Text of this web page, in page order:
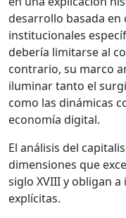
desarrollo basada en
institucionales
debería limitarse al
contrario, su marco
iluminar tanto el
como las dinámicas
economía digital.
El análisis del
dimensiones que
siglo XVIII y obligan
explícitas.